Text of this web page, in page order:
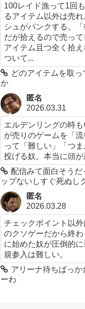
100レイド漁って1回
るアイテム以外は売
シュがパンクする。
だが拾えるので売っ
アイテム且つ全く拾
ついて...
どのアイテムを取
か
匿名
2026.03.31
エルデンリングの時
が売りのゲームを「
って「難しい」「つ
投げる奴。本当に頭が
配信みて面白そう
ップないしすぐ死ぬし
匿名
2026.03.28
チェックポイント以
のクソゲーだから終
に始めた奴が圧倒的
規参入は難しい。
アリーナ待ちばっ
ーわ